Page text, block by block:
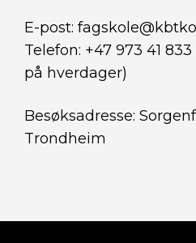
E-post:
Telefon: +47 973 41
på hverdager)
Besøksadresse:
Trondheim